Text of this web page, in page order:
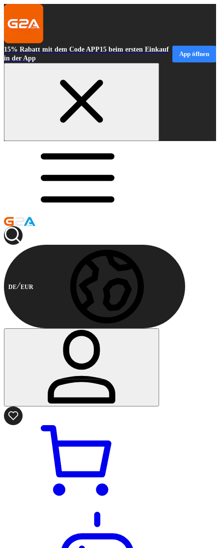
15% Rabatt mit dem Code APP15 beim ersten Einkauf
in der App
App öffnen
DE EUR